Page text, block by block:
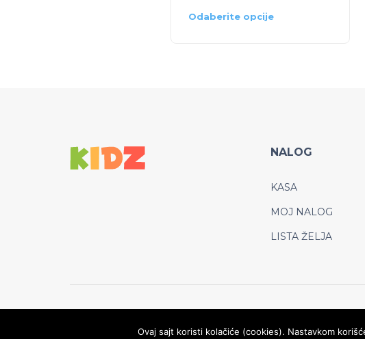
Odaberite opcije
NALOG
KASA
MOJ NALOG
LISTA ŽELJA
© Copyright 2022, Kidz WordPress Theme
Ovaj sajt koristi kolačiće (cookies). Nastavkom